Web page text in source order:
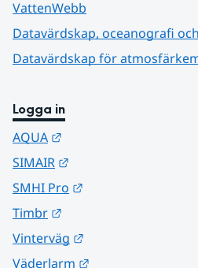
VattenWebb
Datavärdskap, oceanografi
Datavärdskap för
Logga in
AQUA
SIMAIR
SMHI Pro
Timbr
Vinterväg
Väderlarm